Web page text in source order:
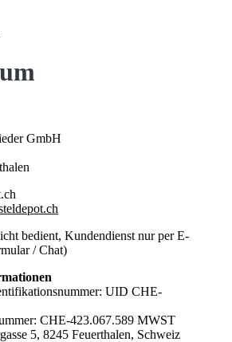
GmbH
bedient, Kundendienst nur per E-
/ Chat)
: UID CHE-
CHE-423.067.589 MWST
5, 8245 Feuerthalen, Schweiz